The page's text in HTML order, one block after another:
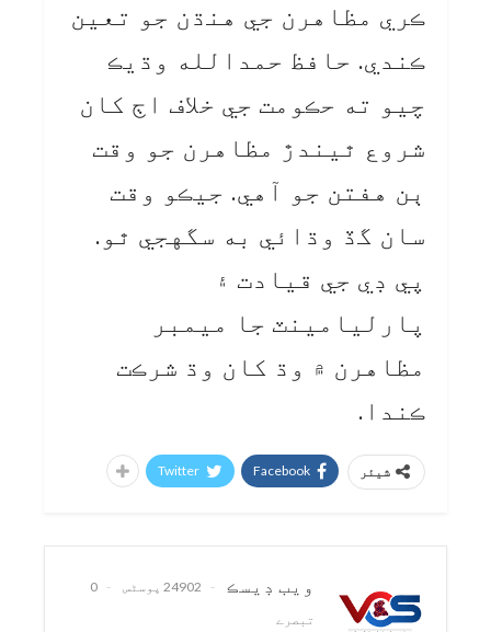
ڪري مظاهرن جي هنڌن جو تعين
ڪندي. حافظ حمدالله وڌيڪ
چيو ته حڪومت جي خلاف اڄ کان
شروع ٿيندڙ مظاهرن جو وقت
ٻن هفتن جو آهي. جيڪو وقت
سان گڏ وڌائي به سگهجي ٿو.
پي ڊي جي قيادت ۽
پارليامينٽ جا ميمبر
مظاهرن ۾ وڌ کان وڌ شرڪت
ڪندا.
شیئر Facebook
Twitter
ويب ڊيسڪ 24902 پوسٹس
0
تبصرے